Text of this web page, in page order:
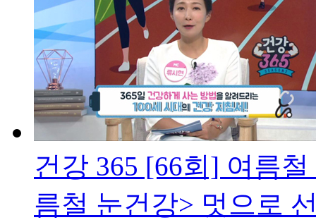
건강 365 [66회] 여름
름철 눈건강> 멋으로